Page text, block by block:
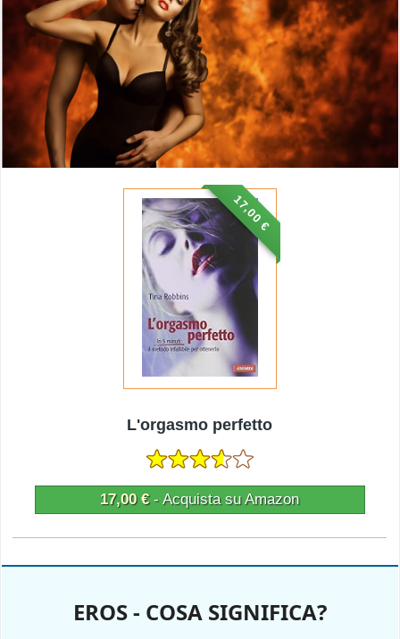
17,00 €
L'orgasmo perfetto
17,00 €- Acquista su Amazon
EROS - COSA SIGNIFICA?